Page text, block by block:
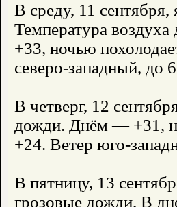
В среду, 11 сентября,
Температура воздуха
+33, ночью
северо-западный, до
В четверг, 12
дожди. Днём — +31,
+24. Ветер юго-
В пятницу, 13
грозовые дожди. В